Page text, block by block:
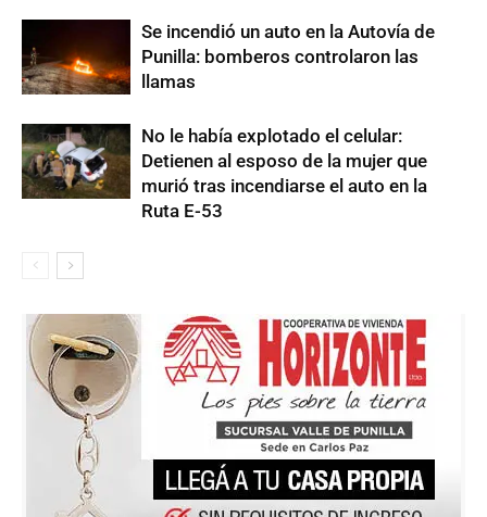
Se incendió un auto en la Autovía de
Punilla: bomberos controlaron las
llamas
No le había explotado el celular:
Detienen al esposo de la mujer que
murió tras incendiarse el auto en la
Ruta E-53